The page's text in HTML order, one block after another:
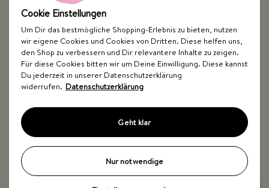
Top Kategorien
Just Spices
Cookie Einstellungen
Um Dir das bestmögliche Shopping-Erlebnis zu bieten, nutzen
wir eigene Cookies und Cookies von Dritten. Diese helfen uns,
den Shop zu verbessern und Dir relevantere Inhalte zu zeigen.
Für diese Cookies bitten wir um Deine Einwilligung. Diese kannst
Du jederzeit in unserer Datenschutzerklärung
widerrufen. Datenschutzerklärung
Geht klar
Nur notwendige